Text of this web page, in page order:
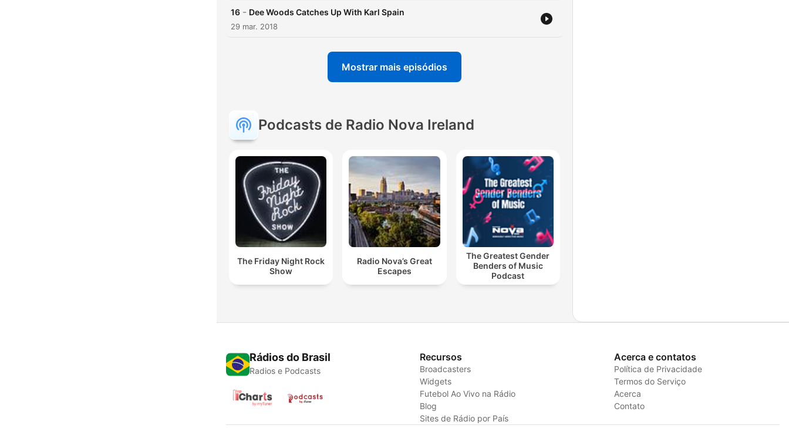
16 - Dee Woods Catches Up With Karl Spain
29 mar. 2018
Mostrar mais episódios
Podcasts de Radio Nova Ireland
The Friday Night Rock
Show
Radio Nova’s Great
Escapes
The Greatest Gender
Benders of Music
Podcast
Rádios do Brasil
Radios e Podcasts
Recursos
Broadcasters
Widgets
Futebol Ao Vivo na Rádio
Blog
Sites de Rádio por País
Acerca e contatos
Política de Privacidade
Termos do Serviço
Acerca
Contato